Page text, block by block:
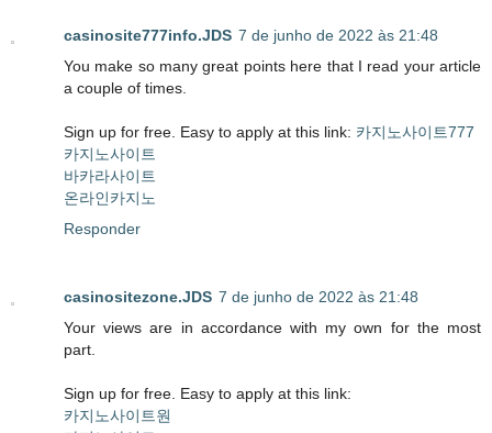
casinosite777info.JDS 7 de junho de 2022 às 21:48
You make so many great points here that I read your article
a couple of times.
Sign up for free. Easy to apply at this link: 카지노사이트777
카지노사이트
바카라사이트
온라인카지노
Responder
casinositezone.JDS 7 de junho de 2022 às 21:48
Your views are in accordance with my own for the most
part.
Sign up for free. Easy to apply at this link:
카지노사이트원